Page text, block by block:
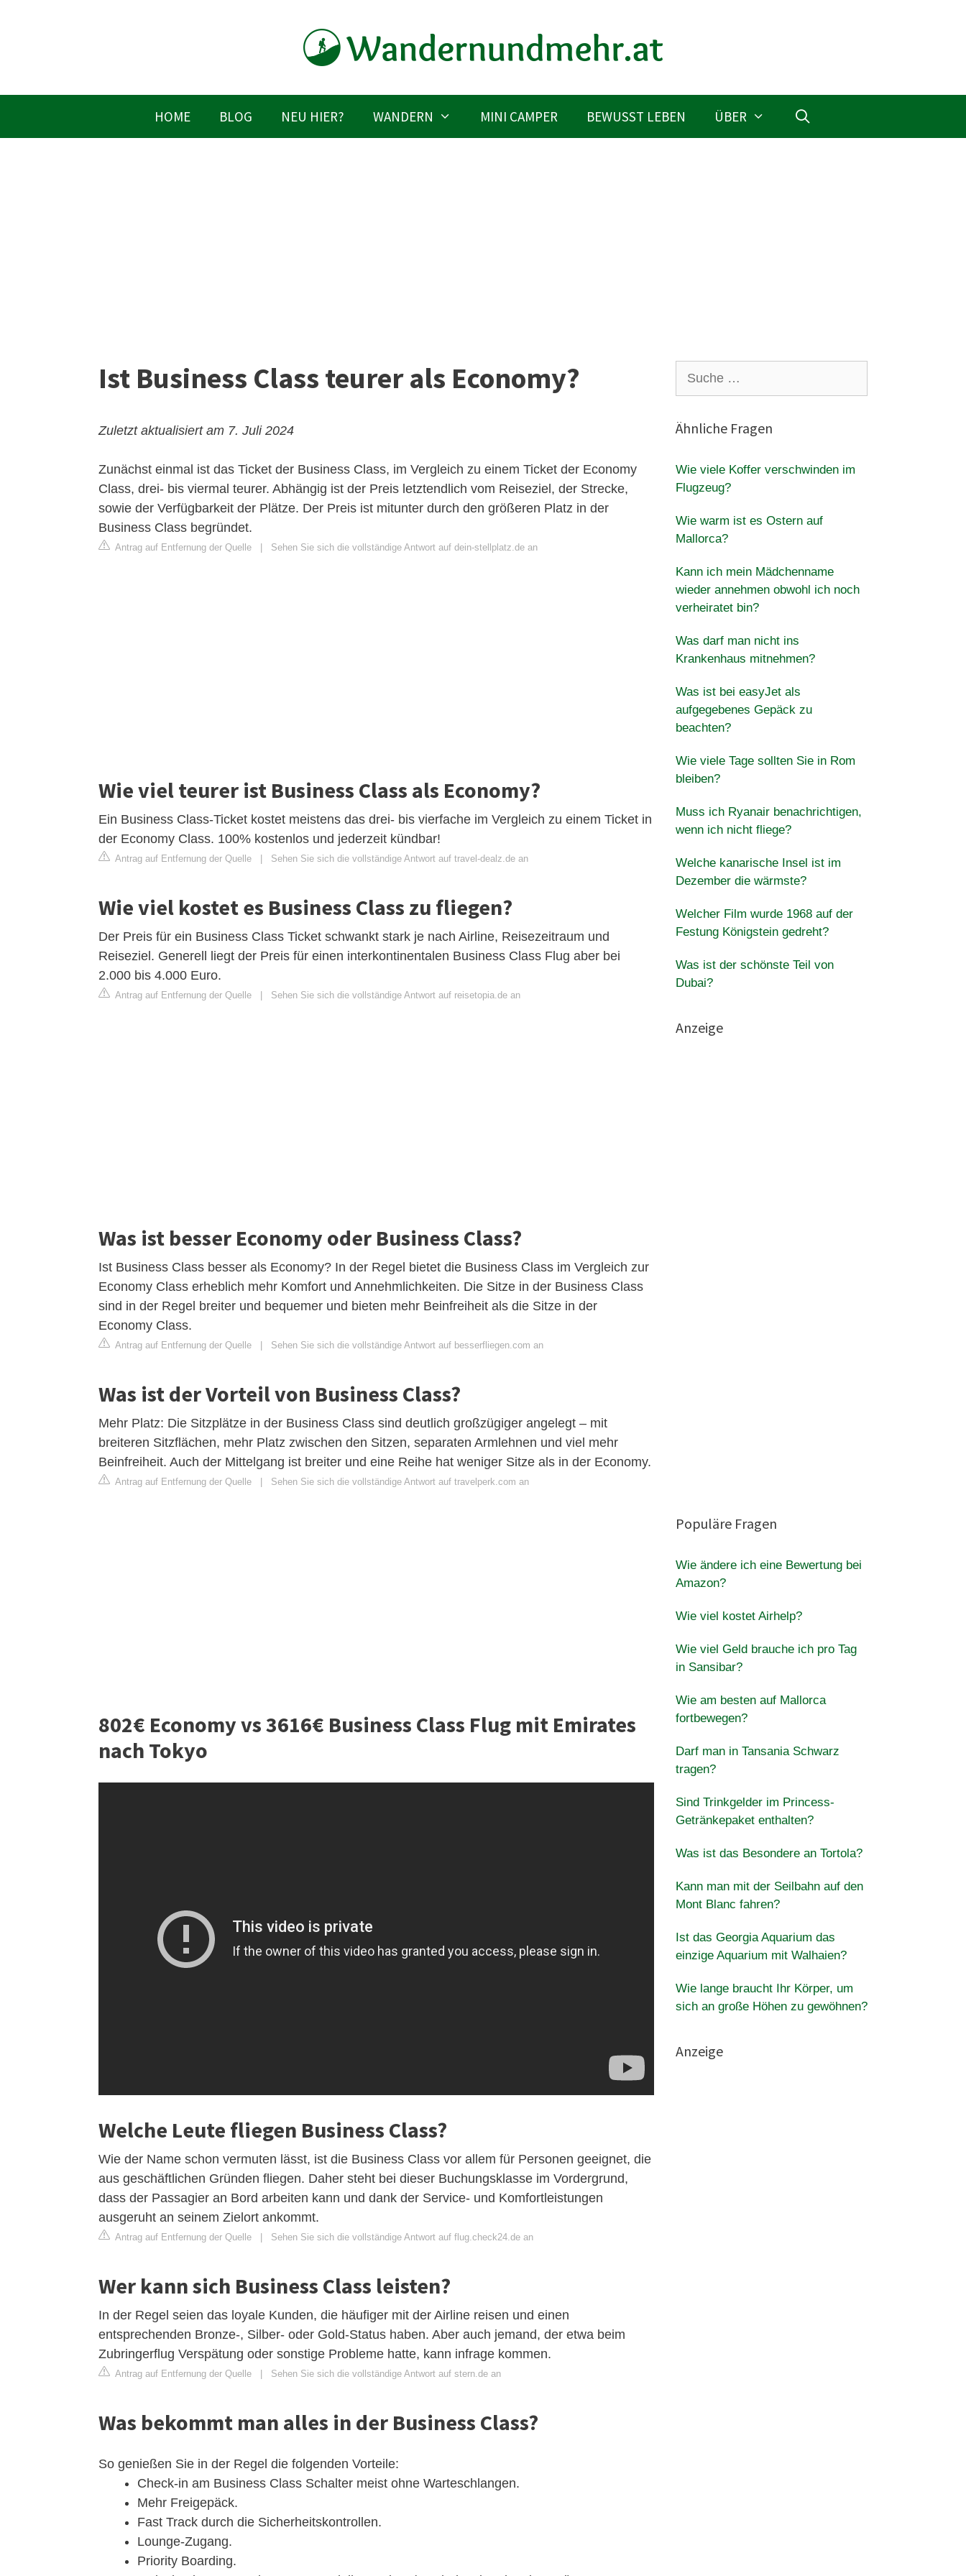
HOME BLOG NEU HIER? WANDERN MINI CAMPER BEWUSST LEBEN ÜBER
Ist Business Class teurer als Economy?
Zuletzt aktualisiert am 7. Juli 2024
Zunächst einmal ist das Ticket der Business Class, im Vergleich zu einem Ticket der Economy
Class, drei- bis viermal teurer. Abhängig ist der Preis letztendlich vom Reiseziel, der Strecke,
sowie der Verfügbarkeit der Plätze. Der Preis ist mitunter durch den größeren Platz in der
Business Class begründet.
Antrag auf Entfernung der Quelle Sehen Sie sich die vollständige Antwort auf dein-stellplatz.de an
Wie viel teurer ist Business Class als Economy?
Ein Business Class-Ticket kostet meistens das drei- bis vierfache im Vergleich zu einem Ticket in
der Economy Class. 100% kostenlos und jederzeit kündbar!
Antrag auf Entfernung der Quelle Sehen Sie sich die vollständige Antwort auf travel-dealz.de an
Wie viel kostet es Business Class zu fliegen?
Der Preis für ein Business Class Ticket schwankt stark je nach Airline, Reisezeitraum und
Reiseziel. Generell liegt der Preis für einen interkontinentalen Business Class Flug aber bei
2.000 bis 4.000 Euro.
Antrag auf Entfernung der Quelle Sehen Sie sich die vollständige Antwort auf reisetopia.de an
Was ist besser Economy oder Business Class?
Ist Business Class besser als Economy? In der Regel bietet die Business Class im Vergleich zur
Economy Class erheblich mehr Komfort und Annehmlichkeiten. Die Sitze in der Business Class
sind in der Regel breiter und bequemer und bieten mehr Beinfreiheit als die Sitze in der
Economy Class.
Antrag auf Entfernung der Quelle Sehen Sie sich die vollständige Antwort auf besserfliegen.com an
Was ist der Vorteil von Business Class?
Mehr Platz: Die Sitzplätze in der Business Class sind deutlich großzügiger angelegt – mit
breiteren Sitzflächen, mehr Platz zwischen den Sitzen, separaten Armlehnen und viel mehr
Beinfreiheit. Auch der Mittelgang ist breiter und eine Reihe hat weniger Sitze als in der Economy.
Antrag auf Entfernung der Quelle Sehen Sie sich die vollständige Antwort auf travelperk.com an
802€ Economy vs 3616€ Business Class Flug mit Emirates
nach Tokyo
Welche Leute fliegen Business Class?
Wie der Name schon vermuten lässt, ist die Business Class vor allem für Personen geeignet, die
aus geschäftlichen Gründen fliegen. Daher steht bei dieser Buchungsklasse im Vordergrund,
dass der Passagier an Bord arbeiten kann und dank der Service- und Komfortleistungen
ausgeruht an seinem Zielort ankommt.
Antrag auf Entfernung der Quelle | Sehen Sie sich die vollständige Antwort auf flug.check24.de an
Wer kann sich Business Class leisten?
In der Regel seien das loyale Kunden, die häufiger mit der Airline reisen und einen
entsprechenden Bronze-, Silber- oder Gold-Status haben. Aber auch jemand, der etwa beim
Zubringerflug Verspätung oder sonstige Probleme hatte, kann infrage kommen.
Antrag auf Entfernung der Quelle | Sehen Sie sich die vollständige Antwort auf stern.de an
Was bekommt man alles in der Business Class?
So genießen Sie in der Regel die folgenden Vorteile:
Check-in am Business Class Schalter meist ohne Warteschlangen.
Mehr Freigepäck.
Fast Track durch die Sicherheitskontrollen.
Lounge-Zugang.
Priority Boarding.
nach:
Ähnliche Fragen
Wie viele Koffer verschwinden im
Flugzeug?
Wie warm ist es Ostern auf
Mallorca?
Kann ich mein Mädchenname
wieder annehmen obwohl ich noch
verheiratet bin?
Was darf man nicht ins
Krankenhaus mitnehmen?
Was ist bei easyJet als
aufgegebenes Gepäck zu
beachten?
Wie viele Tage sollten Sie in Rom
bleiben?
Muss ich Ryanair benachrichtigen,
wenn ich nicht fliege?
Welche kanarische Insel ist im
Dezember die wärmste?
Welcher Film wurde 1968 auf der
Festung Königstein gedreht?
Was ist der schönste Teil von
Dubai?
Anzeige
Populäre Fragen
Wie ändere ich eine Bewertung bei
Amazon?
Wie viel kostet Airhelp?
Wie viel Geld brauche ich pro Tag
in Sansibar?
Wie am besten auf Mallorca
fortbewegen?
Darf man in Tansania Schwarz
tragen?
Sind Trinkgelder im Princess-
Getränkepaket enthalten?
Was ist das Besondere an Tortola?
Kann man mit der Seilbahn auf den
Mont Blanc fahren?
Ist das Georgia Aquarium das
einzige Aquarium mit Walhaien?
Wie lange braucht Ihr Körper, um
sich an große Höhen zu gewöhnen?
Anzeige